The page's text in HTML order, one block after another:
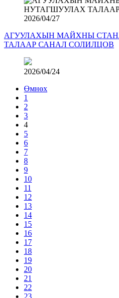
2026/04/27
АГУУЛАХЫН МАЙХНЫ
ТАЛААР САНАЛ СОЛИЛЦОВ
2026/04/24
Өмнөх
1
2
3
4
5
6
7
8
9
10
11
12
13
14
15
16
17
18
19
20
21
22
23